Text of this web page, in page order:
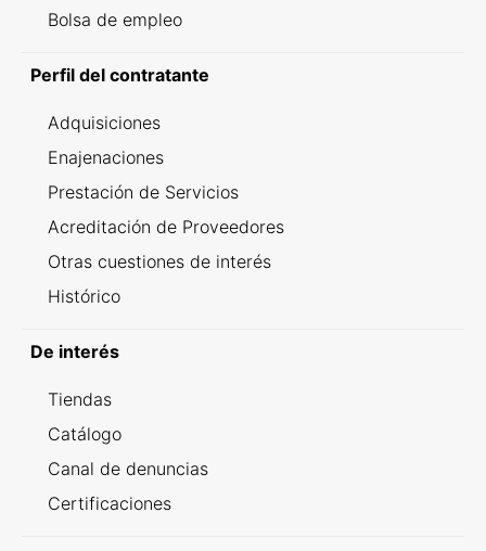
Bolsa de empleo
Perfil del contratante
Adquisiciones
Enajenaciones
Prestación de Servicios
Acreditación de Proveedores
Otras cuestiones de interés
Histórico
De interés
Tiendas
Catálogo
Canal de denuncias
Certificaciones